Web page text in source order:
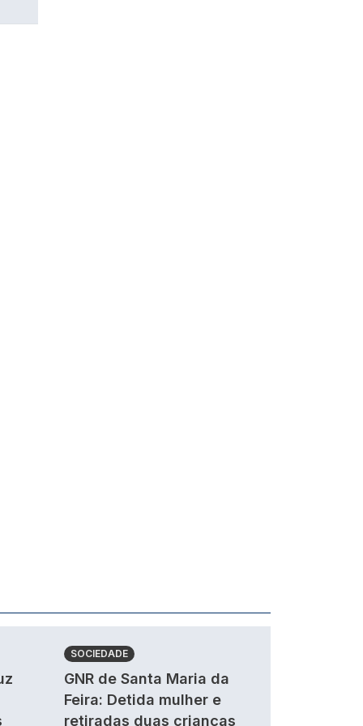
SOCIEDADE
GNR de Santa Maria da
Feira: Detida mulher e
retiradas duas crianças